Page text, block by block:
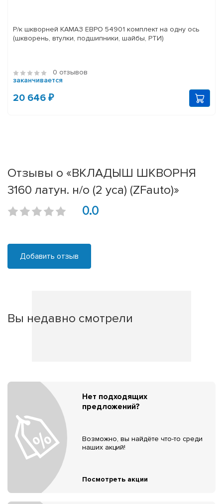
Р/к шкворней КАМАЗ ЕВРО 54901 комплект на одну ось
(шкворень, втулки, подшипники, шайбы, РТИ)
0 отзывов
заканчивается
20 646 ₽
Отзывы о «ВКЛАДЫШ ШКВОРНЯ
3160 латун. н/о (2 уса) (ZFauto)»
0.0
Добавить отзыв
Вы недавно смотрели
Нет подходящих
предложений?
Возможно, вы найдёте что-то среди
наших акций!
Посмотреть акции